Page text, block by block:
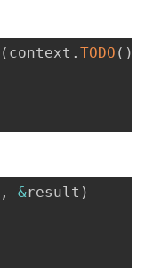
( context . TODO ( )
, &result )